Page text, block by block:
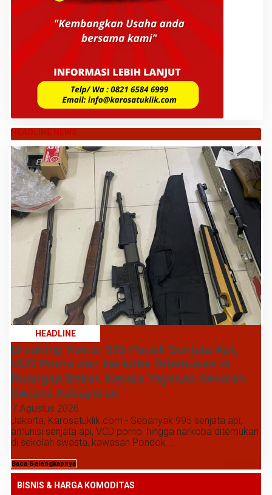
HEADLINE NEWS
HEADLINE
Breaking News: 995 Pucuk Senjata Api,
VCD Porno dan Narkoba Ditemukan di
Ruangan Bekas Kepala Yayasan Sekolah
Swasta Kebayoran
7 Agustus 2026
Jakarta, Karosatuklik.com - Sebanyak 995 senjata api,
amunisi senjata api, VCD porno, hingga narkoba ditemukan
di sekolah swasta, kawasan Pondok...
Baca Selengkapnya
BISNIS & HARGA KOMODITAS